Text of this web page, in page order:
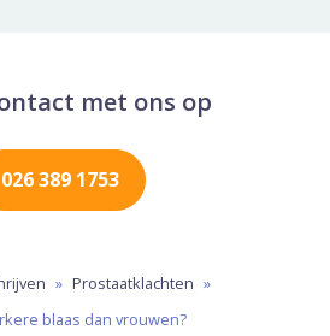
met ons op
026 389 1753
» Prostaatklachten »
blaas dan vrouwen?